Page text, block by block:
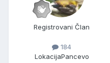
Registrovani Član
184
LokacijaPancevo